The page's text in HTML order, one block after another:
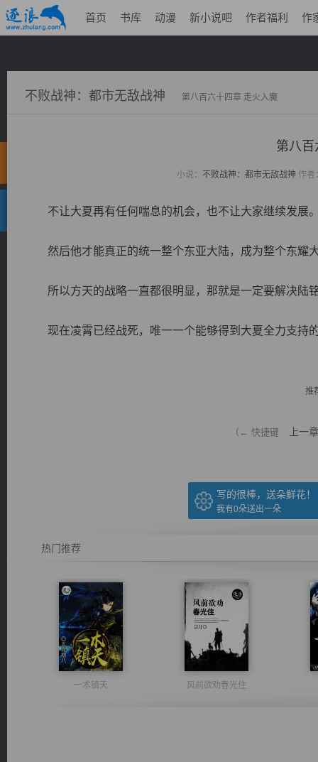
首页 书库 动漫 新小说吧 作者福利 作
不败战神：都市无敌战神 第八百六十四章 走火入魔
第八百
小说： 不败战神：都市无敌战神 作者
不让大夏再有任何喘息的机会，也不让大家继续发展
然后他才能真正的统一整个东亚大陆，成为整个东耀
所以方天的战略一直都很明显，那就是一定要解决陆
现在凌霄已经战死，唯一一个能够得到大夏全力支持
推
（← 快捷键 上一章
写的很棒，送朵鲜花！
我有0朵送出一朵
热门推荐
一术镇天 风前欲劝春光住